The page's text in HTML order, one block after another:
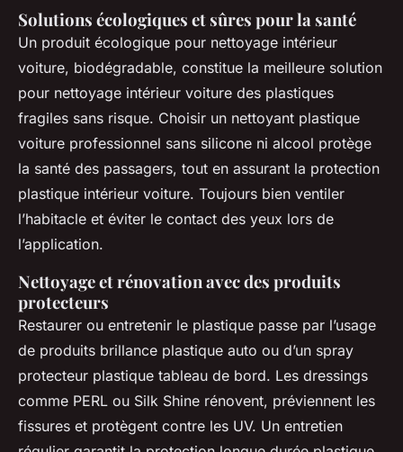
Solutions écologiques et sûres pour la santé
Un produit écologique pour nettoyage intérieur
voiture, biodégradable, constitue la meilleure solution
pour nettoyage intérieur voiture des plastiques
fragiles sans risque. Choisir un nettoyant plastique
voiture professionnel sans silicone ni alcool protège
la santé des passagers, tout en assurant la protection
plastique intérieur voiture. Toujours bien ventiler
l’habitacle et éviter le contact des yeux lors de
l’application.
Nettoyage et rénovation avec des produits
protecteurs
Restaurer ou entretenir le plastique passe par l’usage
de produits brillance plastique auto ou d’un spray
protecteur plastique tableau de bord. Les dressings
comme PERL ou Silk Shine rénovent, préviennent les
fissures et protègent contre les UV. Un entretien